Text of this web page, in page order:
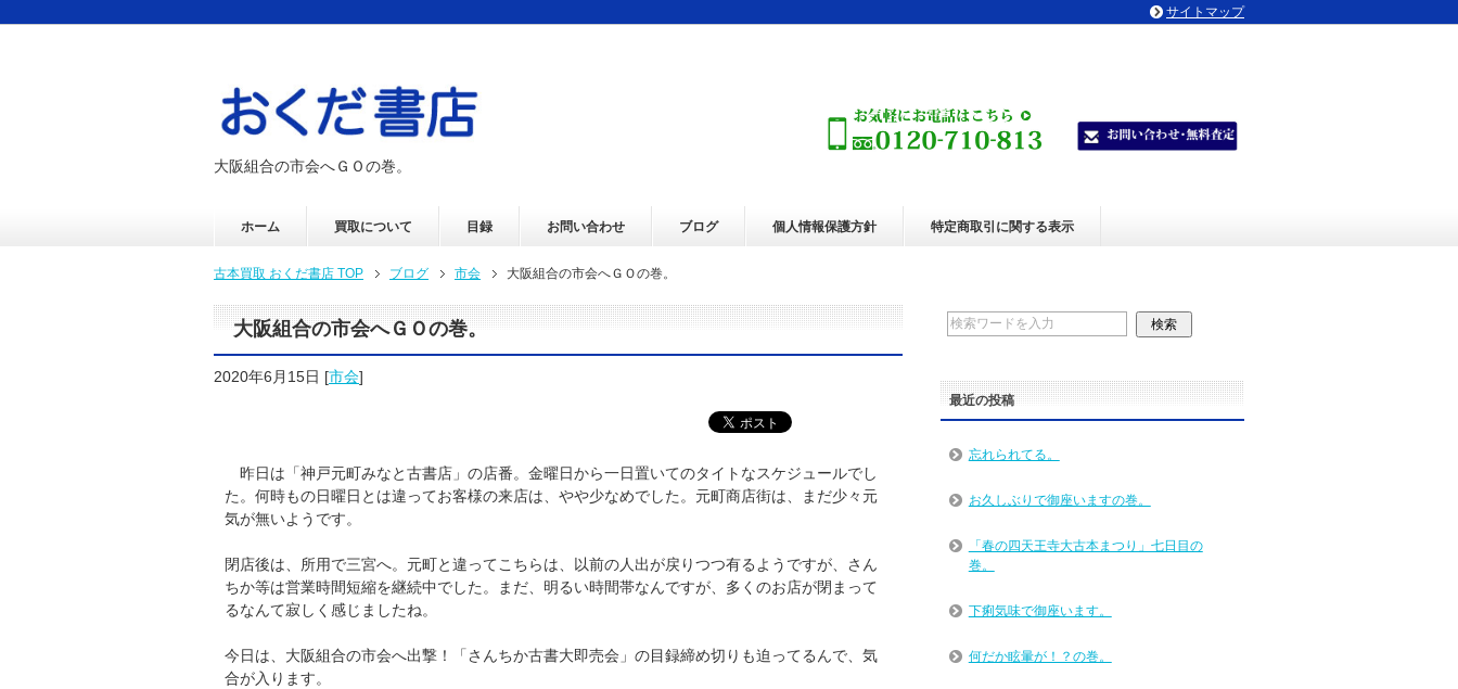
大阪組合の市会へＧＯの巻。
ホーム 買取について 目録 お問い合わせ ブログ 個人情報保護方針 特定商取引に関する表示
古本買取 おくだ書店 TOP ブログ 市会 大阪組合の市会へＧＯの巻。
大阪組合の市会へＧＯの巻。
2020年6月15日 [市会]
昨日は「神戸元町みなと古書店」の店番。金曜日から一日置いてのタイトなスケジュールでし
た。何時もの日曜日とは違ってお客様の来店は、やや少なめでした。元町商店街は、まだ少々元
気が無いようです。
閉店後は、所用で三宮へ。元町と違ってこちらは、以前の人出が戻りつつ有るようですが、さん
ちか等は営業時間短縮を継続中でした。まだ、明るい時間帯なんですが、多くのお店が閉まって
るなんて寂しく感じましたね。
今日は、大阪組合の市会へ出撃！「さんちか古書大即売会」の目録締め切りも迫ってるんで、気
合が入ります。
最近の投稿
忘れられてる。
お久しぶりで御座いますの巻。
「春の四天王寺大古本まつり」七日目の
巻。
下痢気味で御座います。
何だか眩暈が！？の巻。
サイトマップ